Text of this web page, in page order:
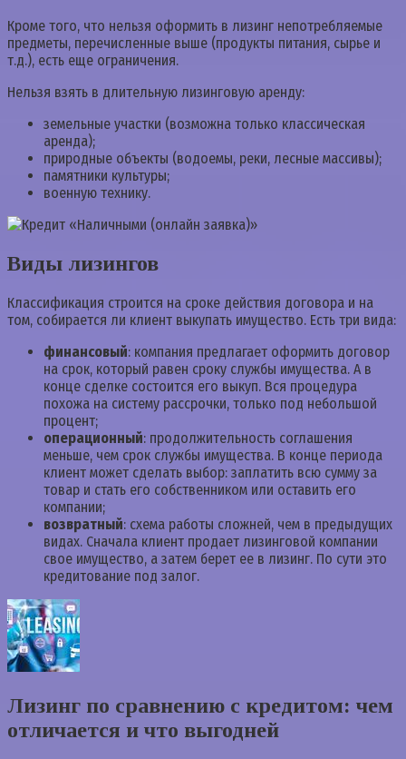
Кроме того, что нельзя оформить в лизинг непотребляемые
предметы, перечисленные выше (продукты питания, сырье и
т.д.), есть еще ограничения.
Нельзя взять в длительную лизинговую аренду:
земельные участки (возможна только классическая
аренда);
природные объекты (водоемы, реки, лесные массивы);
памятники культуры;
военную технику.
Виды лизингов
Классификация строится на сроке действия договора и на
том, собирается ли клиент выкупать имущество. Есть три вида:
финансовый: компания предлагает оформить договор
на срок, который равен сроку службы имущества. А в
конце сделке состоится его выкуп. Вся процедура
похожа на систему рассрочки, только под небольшой
процент;
операционный: продолжительность соглашения
меньше, чем срок службы имущества. В конце периода
клиент может сделать выбор: заплатить всю сумму за
товар и стать его собственником или оставить его
компании;
возвратный: схема работы сложней, чем в предыдущих
видах. Сначала клиент продает лизинговой компании
свое имущество, а затем берет ее в лизинг. По сути это
кредитование под залог.
Лизинг по сравнению с кредитом: чем
отличается и что выгодней